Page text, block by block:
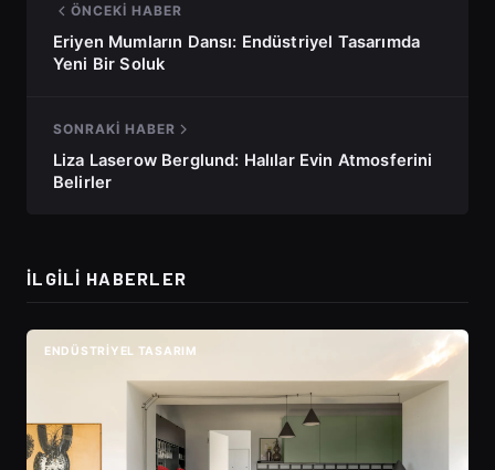
ÖNCEKI HABER
Eriyen Mumların Dansı: Endüstriyel Tasarımda
Yeni Bir Soluk
SONRAKI HABER
Liza Laserow Berglund: Halılar Evin Atmosferini
Belirler
İLGILI HABERLER
ENDÜSTRIYEL TASARIM